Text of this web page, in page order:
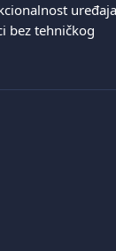
bez tehničkog